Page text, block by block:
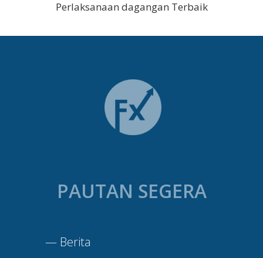
Perlaksanaan dagangan Terbaik
PAUTAN SEGERA
— Berita